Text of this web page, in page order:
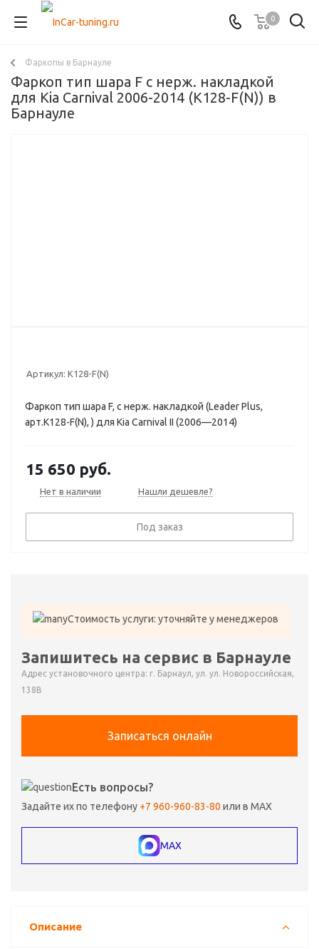
0
Фаркопы в Барнауле
Фаркоп тип шара F с нерж. накладкой
для Kia Carnival 2006-2014 (K128-F(N)) в
Барнауле
Артикул: K128-F(N)
Фаркоп тип шара F, с нерж. накладкой (Leader Plus,
арт.K128-F(N), ) для Kia Carnival II (2006—2014)
15 650 руб.
Нет в наличии Нашли дешевле?
Под заказ
Стоимость услуги: уточняйте у менеджеров
Запишитесь на сервис в Барнауле
Адрес установочного центра: г. Барнаул, ул. ул. Новороссийская,
138В
Записаться онлайн
Есть вопросы?
Задайте их по телефону +7 960-960-83-80 или в MAX
MAX
Описание